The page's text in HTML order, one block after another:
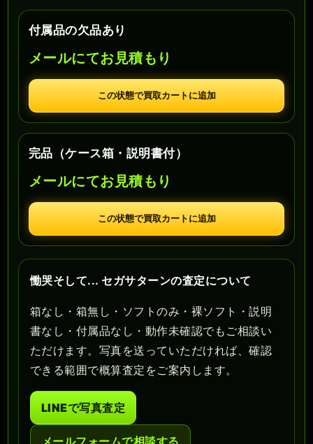
付属品の欠品あり
メールにてお見積もり
この状態で買取カートに追加
完品（ケース箱・説明書付）
メールにてお見積もり
この状態で買取カートに追加
慟哭そして... セガサターンの査定について
箱なし・箱無し・ソフトのみ・裸ソフト・説明
書なし・付属品なし・動作未確認でもご相談い
ただけます。写真を送っていただければ、確認
できる範囲で概算査定をご案内します。
LINEで写真査定